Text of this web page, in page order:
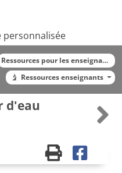
personnalisée
Ressources pour les enseignants
Ressources enseignants
d'eau